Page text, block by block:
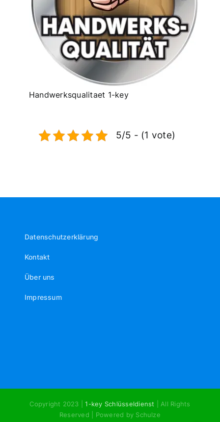
Handwerksqualitaet 1-key
5/5 - (1 vote)
Datenschutzerklärung
Kontakt
Über uns
Impressum
Copyright 2023 |1-key Schlüsseldienst
| All Rights
Reserved | Powered by Schulze